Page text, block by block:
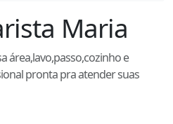
Maria
área,lavo,passo,cozinho e
pronta pra atender suas